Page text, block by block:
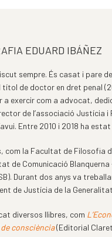
EDUARD IBÁÑEZ
sempre. És casat i pare
de doctor en dret penal
a exercir com a advocat,
de l’associació Justícia i
Entre 2010 i 2018 ha
la Facultat de Filosofia
de Comunicació
Durant dos anys va
de Justícia de la
diversos llibres, com
consciència(Editorial